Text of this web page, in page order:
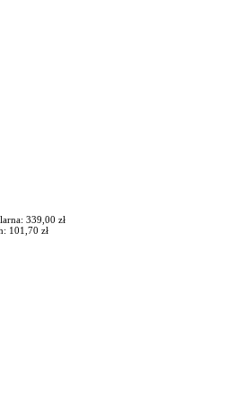
339,00 zł
101,70 zł